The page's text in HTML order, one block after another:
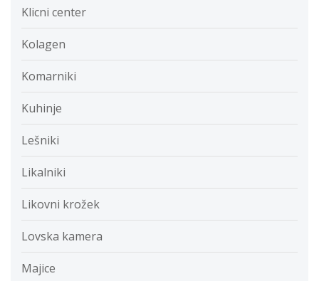
Klicni center
Kolagen
Komarniki
Kuhinje
Lešniki
Likalniki
Likovni krožek
Lovska kamera
Majice